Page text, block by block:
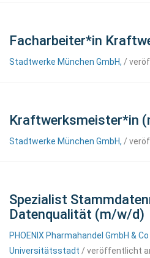
Facharbeiter*in
Stadtwerke München GmbH, /
Kraftwerksmeister*in
Stadtwerke München GmbH, /
Spezialist
Datenqualität (m/w/d)
PHOENIX Pharmahandel GmbH &
Universitätsstadt / veröffentlicht